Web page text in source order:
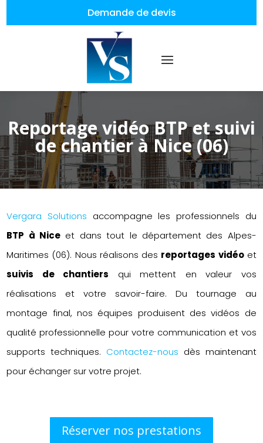
Demande de devis
Reportage vidéo BTP et suivi
de chantier à Nice (06)
Vergara Solutions accompagne les professionnels du
BTP à Nice et dans tout le département des Alpes-
Maritimes (06). Nous réalisons des reportages vidéoet
suivis de chantiers qui mettent en valeur vos
réalisations et votre savoir-faire. Du tournage au
montage final, nos équipes produisent des vidéos de
qualité professionnelle pour votre communication et vos
supports techniques. Contactez-nous dès maintenant
pour échanger sur votre projet.
Réserver nos prestations